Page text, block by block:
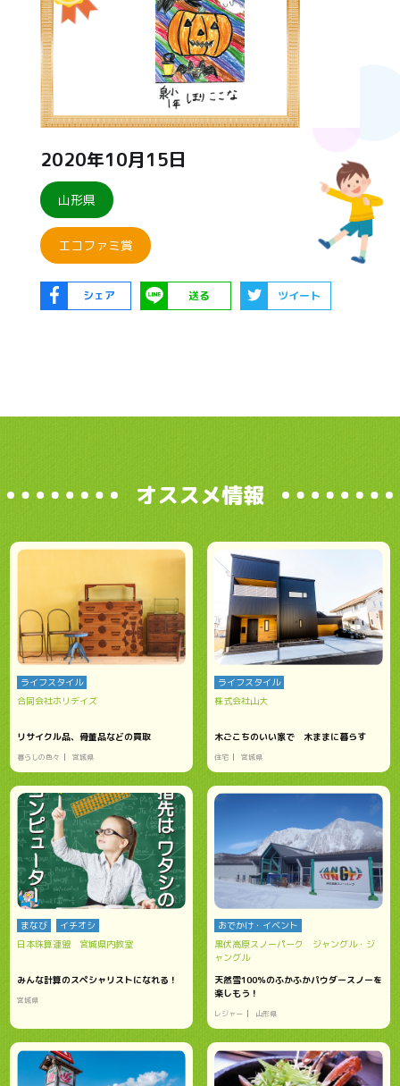
2020年10月15日
山形県
エコファミ賞
シェア 送る ツイート
オススメ情報
ライフスタイル
合同会社ホリデイズ
リサイクル品、骨董品などの買取
暮らしの色々 宮城県
ライフスタイル
株式会社山大
木ごこちのいい家で 木ままに暮らす
住宅 宮城県
まなび
イチオシ
日本珠算連盟 宮城県内教室
みんな計算のスペシャリストになれる！
宮城県
おでかけ・イベント
黒伏高原スノーパーク ジャングル・ジ
ャングル
天然雪100％のふかふかパウダースノーを
楽しもう！
レジャー 山形県